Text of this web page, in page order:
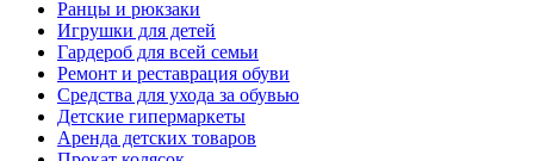
Ранцы и рюкзаки
Игрушки для детей
Гардероб для всей семьи
Ремонт и реставрация обуви
Средства для ухода за обувью
Детские гипермаркеты
Аренда детских товаров